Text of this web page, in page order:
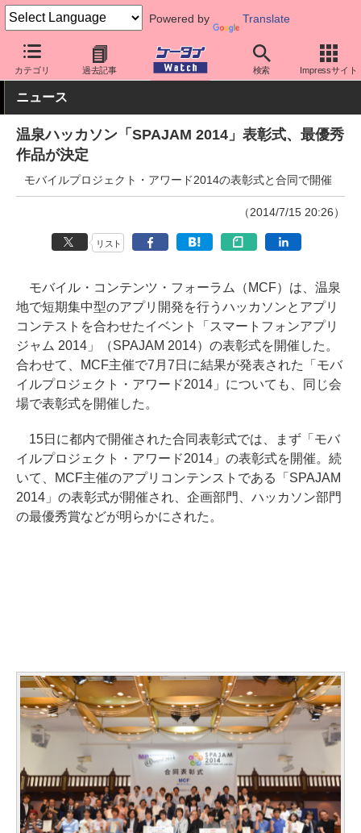
Powered by Translate
カテゴリ 過去記事 検索 Impressサイト
ケータイ Watch 業界動向 その他
ニュース
温泉ハッカソン「SPAJAM 2014」表彰式、最優秀
作品が決定
モバイルプロジェクト・アワード2014の表彰式と合同で開催
（2014/7/15 20:26）
リスト
モバイル・コンテンツ・フォーラム（MCF）は、温泉
地で短期集中型のアプリ開発を行うハッカソンとアプリ
コンテストを合わせたイベント「スマートフォンアプリ
ジャム 2014」（SPAJAM 2014）の表彰式を開催した。
合わせて、MCF主催で7月7日に結果が発表された「モバ
イルプロジェクト・アワード2014」についても、同じ会
場で表彰式を開催した。
15日に都内で開催された合同表彰式では、まず「モバ
イルプロジェクト・アワード2014」の表彰式を開催。続
いて、MCF主催のアプリコンテンストである「SPAJAM
2014」の表彰式が開催され、企画部門、ハッカソン部門
の最優秀賞などが明らかにされた。